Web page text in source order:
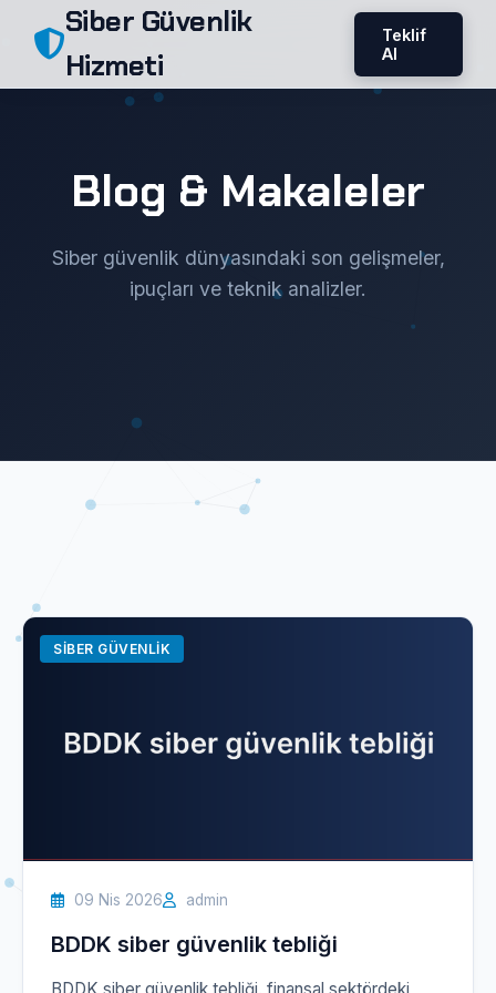
Siber Güvenlik
Hizmeti
Teklif
Al
Blog & Makaleler
Siber güvenlik dünyasındaki son gelişmeler,
ipuçları ve teknik analizler.
SIBER GÜVENLIK
09 Nis 2026 admin
BDDK siber güvenlik tebliği